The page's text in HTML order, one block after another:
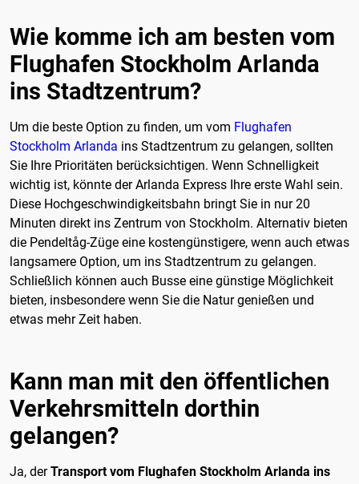
Wie komme ich am besten vom
Flughafen Stockholm Arlanda
ins Stadtzentrum?
Um die beste Option zu finden, um vom Flughafen
Stockholm Arlanda ins Stadtzentrum zu gelangen, sollten
Sie Ihre Prioritäten berücksichtigen. Wenn Schnelligkeit
wichtig ist, könnte der Arlanda Express Ihre erste Wahl sein.
Diese Hochgeschwindigkeitsbahn bringt Sie in nur 20
Minuten direkt ins Zentrum von Stockholm. Alternativ bieten
die Pendeltåg-Züge eine kostengünstigere, wenn auch etwas
langsamere Option, um ins Stadtzentrum zu gelangen.
Schließlich können auch Busse eine günstige Möglichkeit
bieten, insbesondere wenn Sie die Natur genießen und
etwas mehr Zeit haben.
Kann man mit den öffentlichen
Verkehrsmitteln dorthin
gelangen?
Ja, derTransport vom Flughafen Stockholm Arlanda ins